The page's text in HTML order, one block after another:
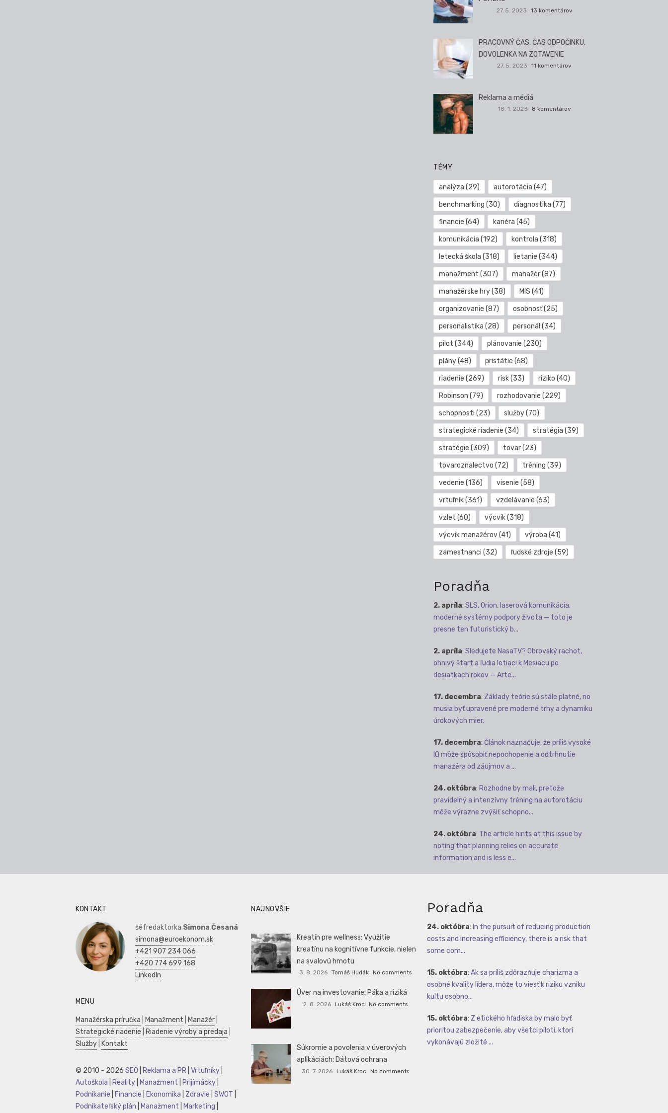
27. 5. 2023 13 komentárov
PRACOVNÝ ČAS, ČAS ODPOČINKU,
DOVOLENKA NA ZOTAVENIE
27. 5. 2023 11 komentárov
Reklama a médiá
18. 1. 2023 8 komentárov
TÉMY
analýza (29) autorotácia (47)
benchmarking (30) diagnostika (77)
financie (64) kariéra (45)
komunikácia (192) kontrola (318)
letecká škola (318) lietanie (344)
manažment (307) manažér(87)
manažérske hry(38) MIS (41)
organizovanie (87) osobnosť(25)
personalistika (28) personál (34)
pilot (344) plánovanie (230)
plány(48) pristátie (68)
riadenie (269) risk(33) riziko (40)
Robinson (79) rozhodovanie (229)
schopnosti (23) služby(70)
strategické riadenie (34) stratégia (39)
stratégie (309) tovar(23)
tovaroznalectvo (72) tréning (39)
vedenie (136) visenie (58)
vrtuľník(361) vzdelávanie (63)
vzlet (60) výcvik(318)
výcvik manažérov(41) výroba (41)
zamestnanci (32) ľudské zdroje (59)
Poradňa
2. apríla: SLS, Orion, laserová komunikácia,
moderné systémy podpory života — toto je
presne ten futuristický b...
2. apríla: Sledujete NasaTV? Obrovský rachot,
ohnivý štart a ľudia letiaci k Mesiacu po
desiatkach rokov — Arte...
17. decembra: Základy teórie sú stále platné, no
musia byť upravené pre moderné trhy a dynamiku
úrokových mier.
17. decembra: Článok naznačuje, že príliš vysoké
IQ môže spôsobiť nepochopenie a odtrhnutie
manažéra od záujmov a ...
24. októbra: Rozhodne by mali, pretože
pravidelný a intenzívny tréning na autorotáciu
môže výrazne zvýšiť schopno...
24. októbra: The article hints at this issue by
noting that planning relies on accurate
information and is less e...
KONTAKT
šéfredaktorka Simona Česaná
simona@euroekonom.sk
+421 907 234 066
+420 774 699 168
LinkedIn
MENU
Manažérska príručka Manažment Manažér
Strategické riadenie
Riadenie výroby a predaja
Služby
Kontakt
© 2010 - 2026 SEO Reklama a PR Vrtuľníky
Autoškola
Reality Manažment Prijímáčky
Podnikanie
Financie Ekonomika Zdravie SWOT
Podnikateľský plán
Manažment Marketing
NAJNOVŠIE
Kreatín pre wellness: Využitie
kreatínu na kognitívne funkcie, nielen
na svalovú hmotu
3. 8. 2026 Tomáš Hudák No comments
Úver na investovanie: Páka a riziká
2. 8. 2026 Lukáš Kroc No comments
Súkromie a povolenia v úverových
aplikáciách: Dátová ochrana
30. 7. 2026 Lukáš Kroc No comments
Poradňa
24. októbra: In the pursuit of reducing production
costs and increasing efficiency, there is a risk that
some com...
15. októbra: Ak sa príliš zdôrazňuje charizma a
osobné kvality lídera, môže to viesť k riziku vzniku
kultu osobno...
15. októbra: Z etického hľadiska by malo byť
prioritou zabezpečenie, aby všetci piloti, ktorí
vykonávajú zložité ...